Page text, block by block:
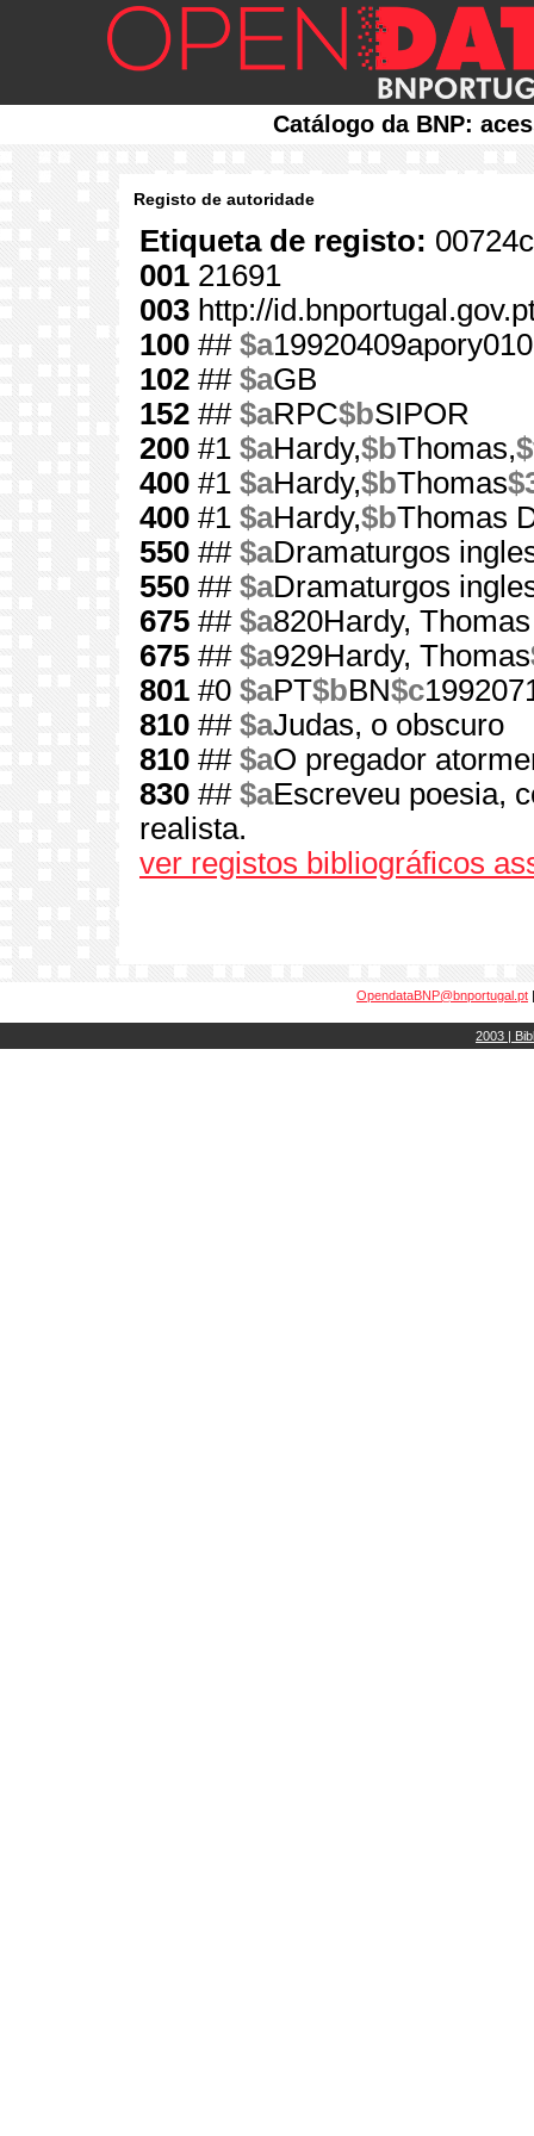
Catálogo da BNP:
Registo de autoridade
Etiqueta de registo:
001 21691
003 http://
100 ## $a
102 ## $aGB
152 ## $aRPC$bSIPOR
200 #1 $aHardy,$bThomas,
400 #1 $aHardy,$bThomas
400 #1 $aHardy,$bThomas
550 ## $aDramaturgos
550 ## $aDramaturgos
675 ## $a820Hardy,
675 ## $a929Hardy, Thomas
801 #0 $aPT$bBN$c
810 ## $aJudas, o obscuro
810 ## $aO pregador
830 ## $aEscreveu poesia,
realista.
ver registos bibliográficos
OpendataBNP@bnportugal.pt
2003 |